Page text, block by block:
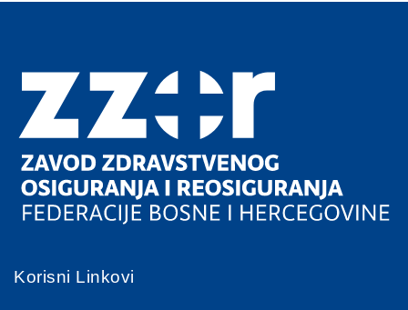
Korisni Linkovi